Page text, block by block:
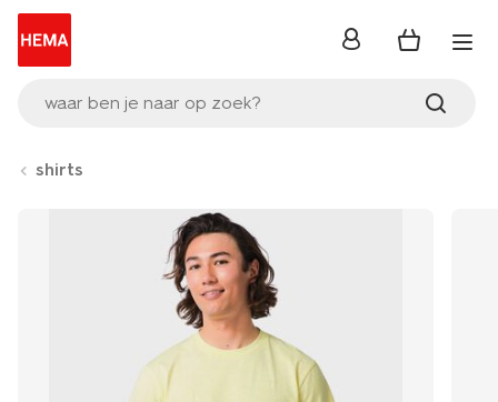
waar ben je naar op zoek?
inloggen
shirts